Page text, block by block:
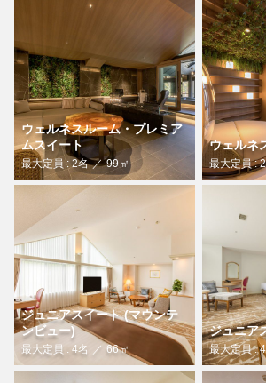
ウェルネスルーム・プレミア
ムスイート
最大定員 : 2名 99㎡
ウェルネ
最大定員 :
ジュニアスイート (マウンテ
ンビュー)
最大定員 : 4名 66㎡
ジュニア
最大定員 :